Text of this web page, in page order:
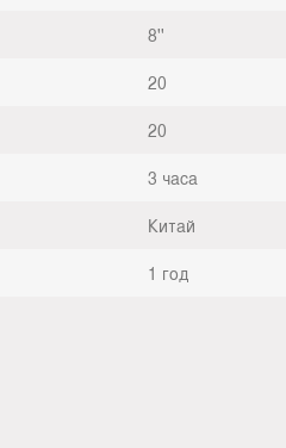
8''
20
20
3 часа
Китай
1 год